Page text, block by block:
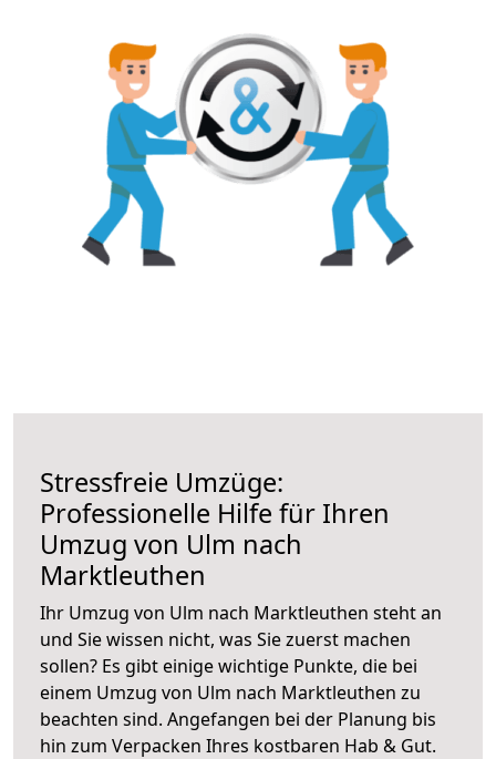
Stressfreie Umzüge:
Professionelle Hilfe für Ihren
Umzug von Ulm nach
Marktleuthen
Ihr Umzug von Ulm nach Marktleuthen steht an
und Sie wissen nicht, was Sie zuerst machen
sollen? Es gibt einige wichtige Punkte, die bei
einem Umzug von Ulm nach Marktleuthen zu
beachten sind. Angefangen bei der Planung bis
hin zum Verpacken Ihres kostbaren Hab & Gut.